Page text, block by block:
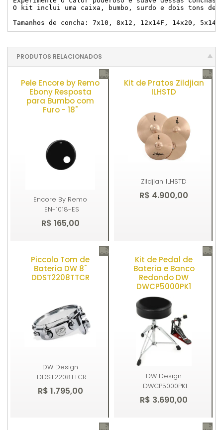
O kit inclui uma caixa, bumbo, surdo e dois tons de
Tamanhos de concha: 7x10, 8x12, 12x14F, 14x20,
PRODUTOS RELACIONADOS
Pele Encore by Remo
Ebony Resposta
para Bumbo com
Furo - 18"
Encore By Remo
EN-1018-ES
R$ 165,00
Comprar
Kit de Pratos Zildjian
ILHSTD
Zildjian ILHSTD
R$ 4.900,00
Comprar
Piccolo Tom de
Bateria DW 8"
DDST2208TTCR
DW Design
DDST2208TTCR
R$ 1.795,00
Kit de Pedal de
Bateria e Banco
Redondo DW
DWCP5000PK1
DW Design
DWCP5000PK1
R$ 3.690,00